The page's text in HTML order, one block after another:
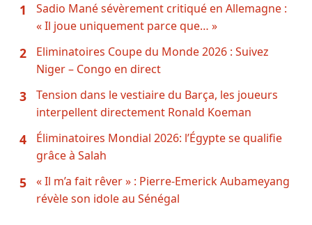
1
Sadio Mané sévèrement critiqué en Allemagne :
« Il joue uniquement parce que… »
2
Eliminatoires Coupe du Monde 2026 : Suivez
Niger – Congo en direct
3
Tension dans le vestiaire du Barça, les joueurs
interpellent directement Ronald Koeman
4
Éliminatoires Mondial 2026: l’Égypte se qualifie
grâce à Salah
5
« Il m’a fait rêver » : Pierre-Emerick Aubameyang
révèle son idole au Sénégal